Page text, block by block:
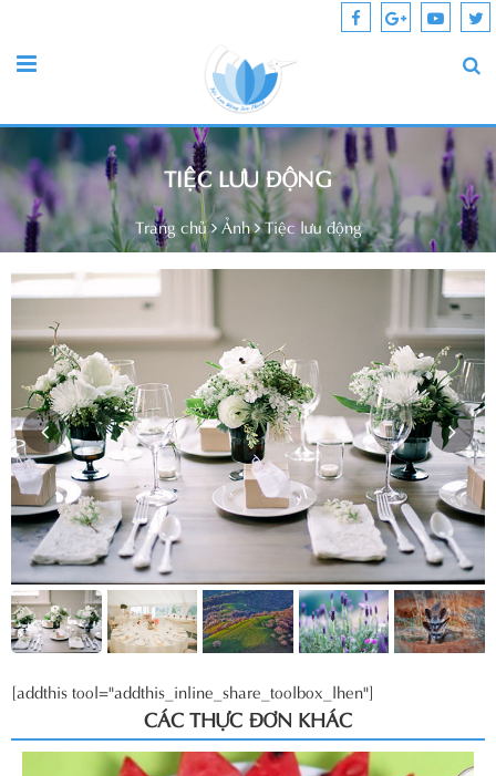
TIỆC LƯU ĐỘNG
Trang chủ Ảnh Tiệc lưu động
[addthis tool="addthis_inline_share_toolbox_lhen"]
CÁC THỰC ĐƠN KHÁC